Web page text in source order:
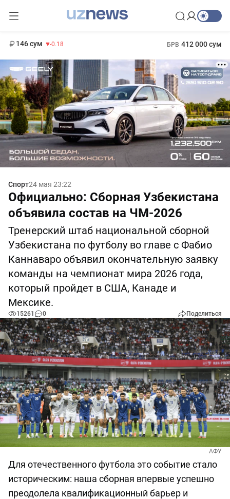
146 сум -0.18 БРВ 412 000 сум
Спорт24 мая 23:22
Официально: Сборная Узбекистана
объявила состав на ЧМ-2026
Тренерский штаб национальной сборной
Узбекистана по футболу во главе с Фабио
Каннаваро объявил окончательную заявку
команды на чемпионат мира 2026 года,
который пройдет в США, Канаде и
Мексике.
15261 0 Поделиться
АФУ
Для отечественного футбола это событие стало
историческим: наша сборная впервые успешно
преодолела квалификационный барьер и